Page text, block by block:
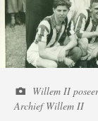
Voetbal.nl
Hét platform voor
Willem II
Archief Willem II